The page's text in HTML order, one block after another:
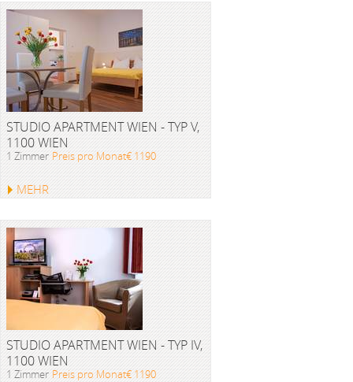
STUDIO APARTMENT WIEN - TYP V,
1100 WIEN
1 Zimmer Preis pro Monat€ 1190
MEHR
STUDIO APARTMENT WIEN - TYP IV,
1100 WIEN
1 Zimmer Preis pro Monat€ 1190